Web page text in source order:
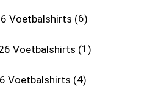
Voetbalshirts 6
Voetbalshirts 1
Voetbalshirts 4